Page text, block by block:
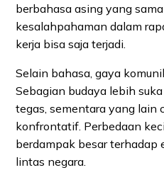
berbahasa asing yang
kesalahpahaman dalam
kerja bisa saja terjadi.
Selain bahasa, gaya
Sebagian budaya lebih
tegas, sementara yang lain
konfrontatif. Perbedaan
berdampak besar terhadap
lintas negara.